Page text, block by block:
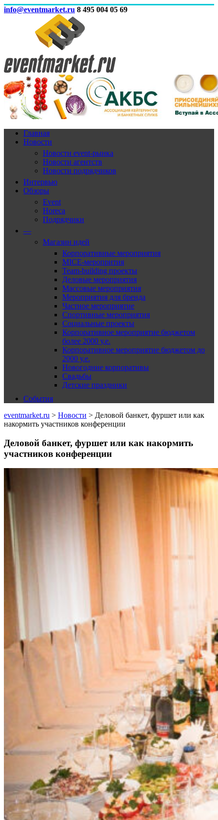
info@eventmarket.ru 8 495 004 05 69
Главная
Новости
Новости event-рынка
Новости агентств
Новости подрядчиков
Интервью
Обзоры
Event
Horeca
Подрядчики
—
Магазин идей
Корпоративные мероприятия
MICE-меропрития
Team-building проекты
Деловые мероприятия
Массовые мероприятия
Мероприятия для бренда
Частное мероприятие
Спортивные мероприятия
Социальные проекты
Корпоративное мероприятие бюджетом
более 2000 у.е.
Корпоративное мероприятие бюджетом до
2000 у.е.
Новогодние корпоративы
Свадьбы
Детские праздники
События
eventmarket.ru > Новости > Деловой банкет, фуршет или как
накормить участников конференции
Деловой банкет, фуршет или как накормить
участников конференции